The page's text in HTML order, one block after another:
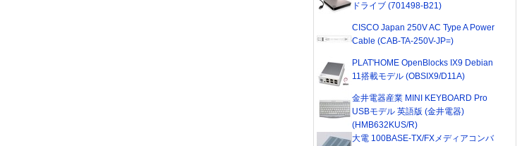
ドライブ (701498-B21)
CISCO Japan 250V AC Type A Power
Cable (CAB-TA-250V-JP=)
PLAT'HOME OpenBlocks IX9 Debian
11搭載モデル (OBSIX9/D11A)
金井電器産業 MINI KEYBOARD Pro
USBモデル 英語版 (金井電器)
(HMB632KUS/R)
大電 100BASE-TX/FXメディアコンバ